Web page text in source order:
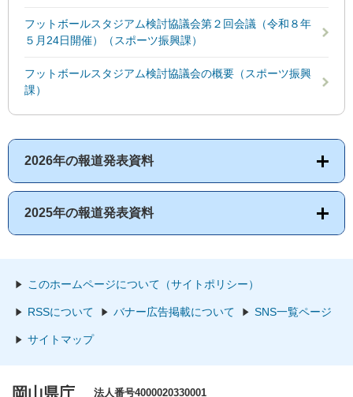
フットボールスタジアム検討協議会第２回会議（令和８年
５月24日開催）（スポーツ振興課）
フットボールスタジアム検討協議会の概要（スポーツ振興
課）
2026年の報道発表資料
2025年の報道発表資料
このホームページについて（サイトポリシー）
RSSについて バナー広告掲載について SNS一覧ページ
サイトマップ
岡山県庁 法人番号4000020330001